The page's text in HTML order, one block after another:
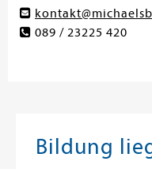
089 / 23225 420
Bildung